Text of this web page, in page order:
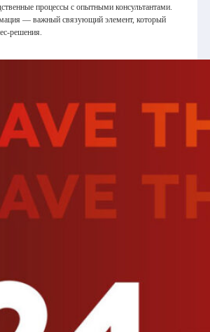
процессы с опытными консультантами.
— важный связующий элемент, который
решения.